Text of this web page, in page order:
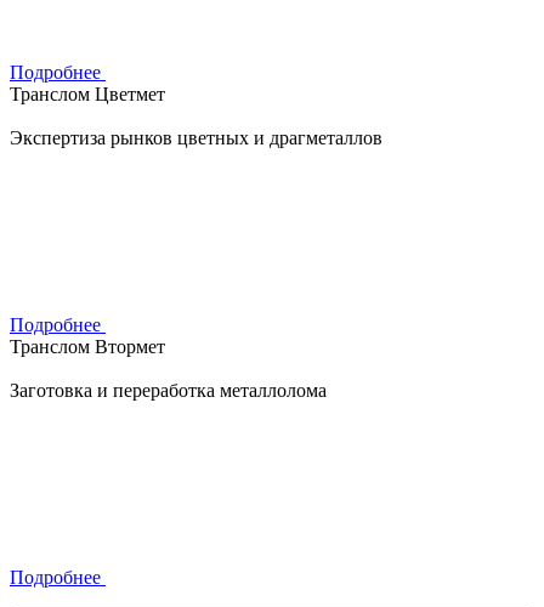
Подробнее
Транслом Цветмет
Экспертиза рынков цветных и драгметаллов
Подробнее
Транслом Втормет
Заготовка и переработка металлолома
Подробнее